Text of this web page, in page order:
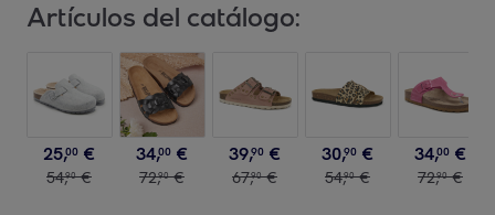
Artículos del catálogo:
25,00 €
54,90 €
34,00 €
72,90 €
39,90 €
67,90 €
30,90 €
54,90 €
34,00 €
72,90 €